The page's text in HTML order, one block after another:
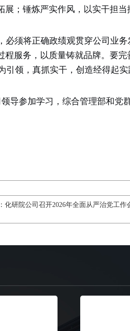
；锤炼严实作风，以实干担
须将正确政绩观贯穿公司业务
服务，以质量铸就品牌。要
领，真抓实干，创造经得起
参加学习，综合管理部和党
化研院公司召开2026年全面从严治党工作